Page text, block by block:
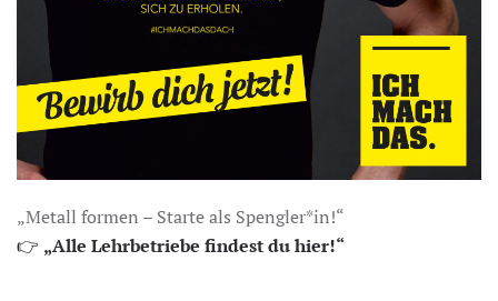
„Metall formen – Starte als Spengler*in!“
👉 „Alle Lehrbetriebe findest du hier!“